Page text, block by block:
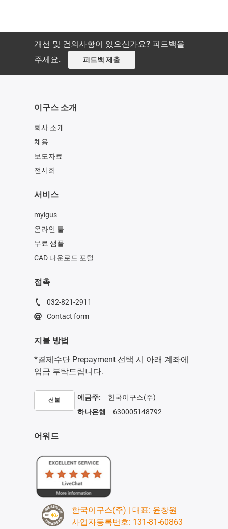
개선 및 건의사항이 있으신가요? 피드백을
주세요.
피드백 제출
이구스 소개
회사 소개
채용
보도자료
전시회
서비스
myigus
온라인 툴
무료 샘플
CAD 다운로드 포털
접촉
032-821-2911
Contact form
지불 방법
*결제수단 Prepayment 선택 시 아래 계좌에
입금 부탁드립니다.
선불 예금주: 한국이구스(주)
하나은행 630005148792
어워드
한국이구스(주) | 대표: 윤창원
사업자등록번호: 131-81-60863